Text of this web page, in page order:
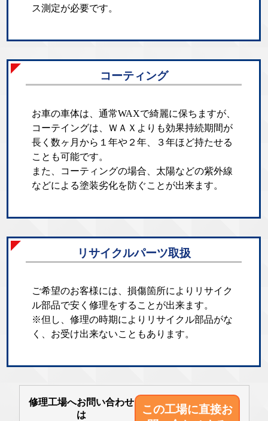
ス測定が必要です。
コーティング
お車の車体は、通常WAXで綺麗に保ちますが、
コーテイングは、ＷＡＸよりも効果持続期間が
長く数ヶ月から１年や２年、３年ほど持たせる
ことも可能です。
また、コーティングの場合、太陽などの紫外線
などによる塗装劣化を防ぐことが出来ます。
リサイクルパーツ取扱
ご希望のお客様には、損傷箇所によりリサイク
ル部品で安く修理をすることが出来ます。
※但し、修理の時期によりリサイクル部品がな
く、お受け出来ないこともあります。
修理工場へお問い合わせ
は
この工場に直接お